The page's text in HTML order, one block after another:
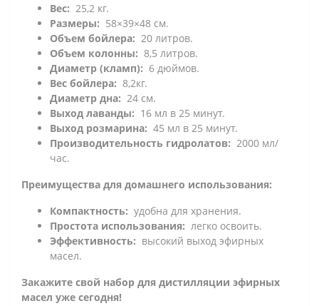
Вес: 25,2 кг.
Размеры: 58×39×48 см.
Объем бойлера: 20 литров.
Объем колонны: 8,5 литров.
Диаметр (кламп): 6 дюймов.
Вес бойлера: 8,2кг.
Диаметр дна: 24 см.
Выход лаванды: 16 мл в 25 минут.
Выход розмарина: 45 мл в 25 минут.
Производительность гидролатов: 2000 мл/
час.
Преимущества для домашнего использования:
Компактность: удобна для хранения.
Простота использования: легко освоить.
Эффективность: высокий выход эфирных
масел.
Закажите свой набор для дистилляции эфирных
масел уже сегодня!